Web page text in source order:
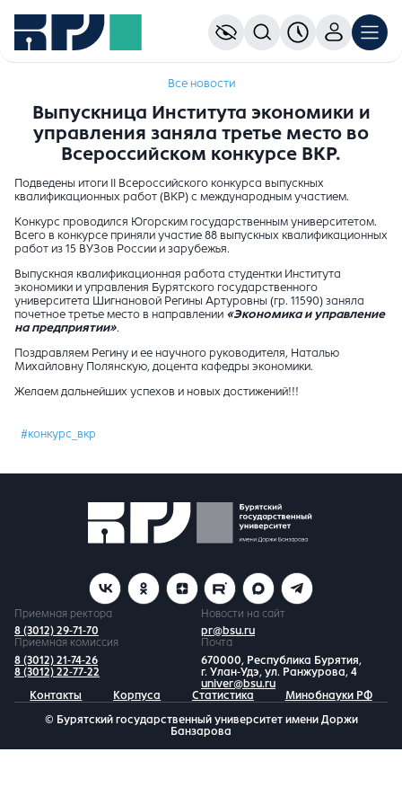
Все новости
Выпускница Института экономики и
управления заняла третье место во
Всероссийском конкурсе ВКР.
Подведены итоги II Всероссийского конкурса выпускных
квалификационных работ (ВКР) с международным участием.
Конкурс проводился Югорским государственным университетом.
Всего в конкурсе приняли участие 88 выпускных квалификационных
работ из 15 ВУЗов России и зарубежья.
Выпускная квалификационная работа студентки Института
экономики и управления Бурятского государственного
университета Шигнановой Регины Артуровны (гр. 11590) заняла
почетное третье место в направлении «Экономика и управление
на предприятии».
Поздравляем Регину и ее научного руководителя, Наталью
Михайловну Полянскую, доцента кафедры экономики.
Желаем дальнейших успехов и новых достижений!!!
#конкурс_вкр
Приемная ректора
8 (3012) 29-71-70
Новости на сайт
pr@bsu.ru
Приемная комиссия
8 (3012) 21-74-26
8 (3012) 22-77-22
Почта
670000, Республика Бурятия,
г. Улан-Удэ, ул. Ранжурова, 4
univer@bsu.ru
Контакты
Корпуса Статистика Минобнауки РФ
© Бурятский государственный университет имени Доржи
Банзарова